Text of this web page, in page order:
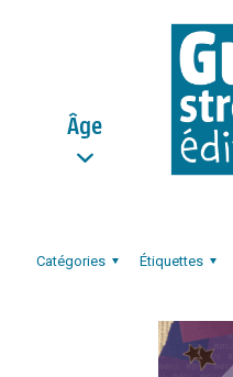
Âge
Catégories Étiquettes